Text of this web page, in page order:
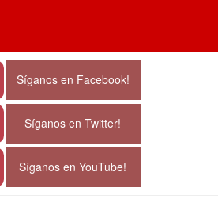
Síganos en Facebook!
Síganos en Twitter!
Síganos en YouTube!